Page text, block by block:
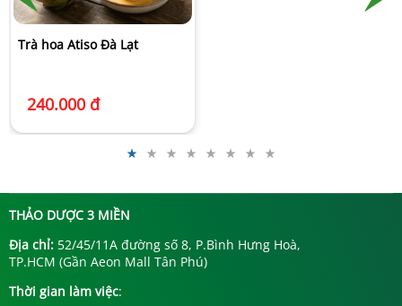
Trà hoa Atiso Đà Lạt
240.000 đ
THẢO DƯỢC 3 MIỀN
Địa chỉ: 52/45/11A đường số 8, P.Bình Hưng Hoà,
TP.HCM (Gần Aeon Mall Tân Phú)
Thời gian làm việc: